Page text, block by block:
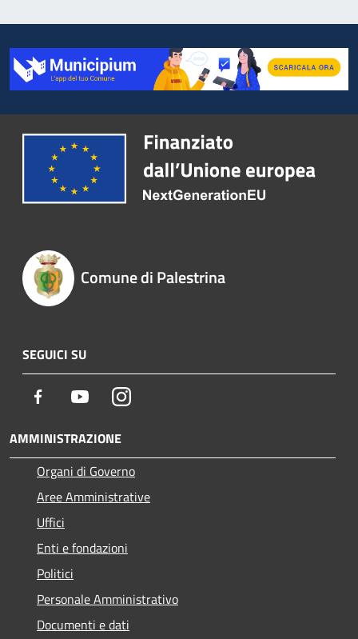
Comune di Palestrina
SEGUICI SU
Facebook YoutubeInstagram
AMMINISTRAZIONE
Organi di Governo
Aree Amministrative
Uffici
Enti e fondazioni
Politici
Personale Amministrativo
Documenti e dati